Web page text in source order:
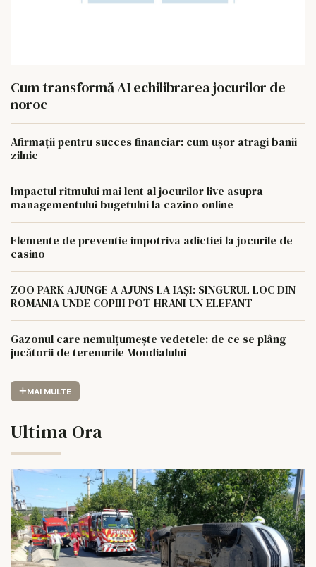
Cum transformă AI echilibrarea jocurilor de
noroc
Afirmații pentru succes financiar: cum ușor atragi banii
zilnic
Impactul ritmului mai lent al jocurilor live asupra
managementului bugetului la cazino online
Elemente de preventie impotriva adictiei la jocurile de
casino
ZOO PARK AJUNGE A AJUNS LA IAȘI: SINGURUL LOC DIN
ROMANIA UNDE COPIII POT HRANI UN ELEFANT
Gazonul care nemulțumește vedetele: de ce se plâng
jucătorii de terenurile Mondialului
MAI MULTE
Ultima Ora